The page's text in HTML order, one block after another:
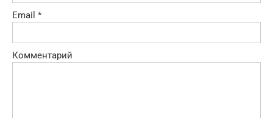
Email *
Комментарий